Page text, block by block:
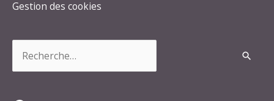
Gestion des cookies